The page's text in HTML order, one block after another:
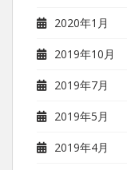
2020年1月
2019年10月
2019年7月
2019年5月
2019年4月